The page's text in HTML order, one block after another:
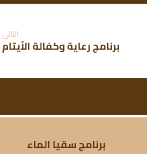
التالي
برنامج رعاية وكفالة الأيتام
برنامج سقيا الماء